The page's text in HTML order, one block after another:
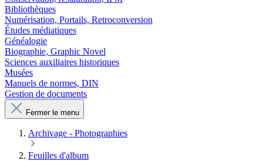
Bibliothèques
Numérisation, Portails, Retroconversion
Études médiatiques
Généalogie
Biographie, Graphic Novel
Sciences auxiliaires historiques
Musées
Manuels de normes, DIN
Gestion de documents
Fermer le menu
Archivage - Photographies
Feuilles d'album